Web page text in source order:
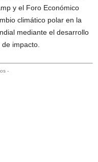
y el Foro Económico
climático polar en la
mediante el desarrollo
impacto.
-